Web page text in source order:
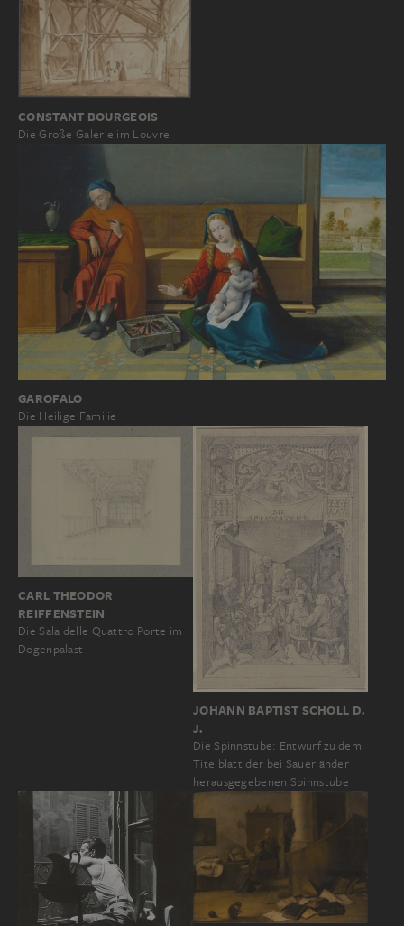
CONSTANT BOURGEOIS
Die Große Galerie im Louvre
GAROFALO
Die Heilige Familie
CARL THEODOR
REIFFENSTEIN
Die Sala delle Quattro Porte im
Dogenpalast
JOHANN BAPTIST SCHOLL D.
J.
Die Spinnstube: Entwurf zu dem
Titelblatt der bei Sauerländer
herausgegebenen Spinnstube